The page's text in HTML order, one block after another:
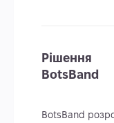
Рішення
BotsBand
BotsBand